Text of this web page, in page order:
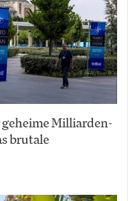
geheime Milliarden-
brutale